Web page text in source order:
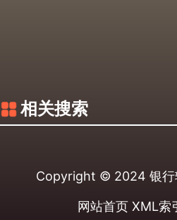
相关搜索
Copyright © 2024 银
网站首页 XML索引